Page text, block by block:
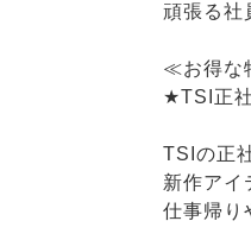
頑張る社
≪お得な
★TSI正
TSIの正
新作アイ
仕事帰り